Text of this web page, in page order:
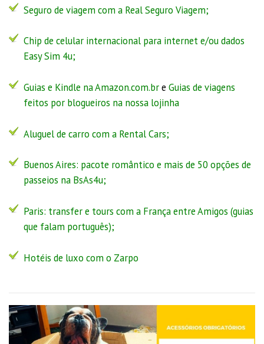
Seguro de viagem com a Real Seguro Viagem;
Chip de celular internacional para internet e/ou dados
Easy Sim 4u;
Guias e Kindle na Amazon.com.bre Guias de viagens
feitos por blogueiros na nossa lojinha
Aluguel de carro com a Rental Cars;
Buenos Aires: pacote romântico e mais de 50 opções de
passeios na BsAs4u;
Paris: transfer e tours com a França entre Amigos (guias
que falam português);
Hotéis de luxo com o Zarpo